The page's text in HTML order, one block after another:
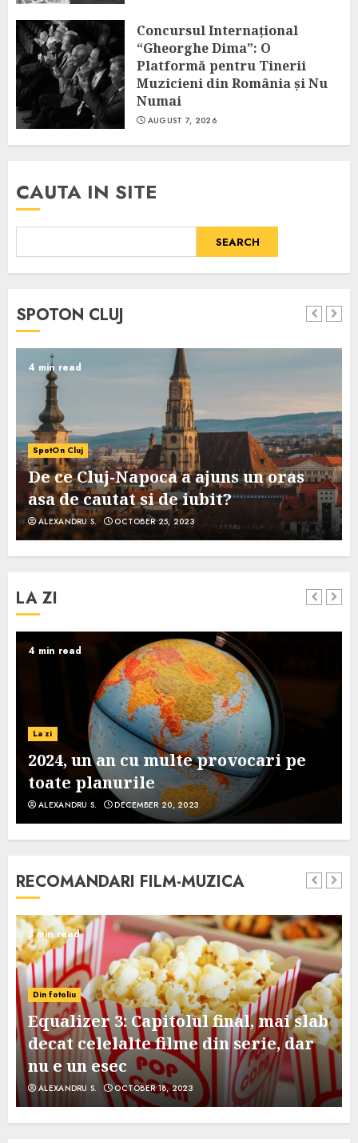
Concursul Internațional
“Gheorghe Dima”: O
Platformă pentru Tinerii
Muzicieni din România și Nu
Numai
AUGUST 7, 2026
CAUTA IN SITE
SEARCH
SPOTON CLUJ
4 min read
SpotOn Cluj
De ce Cluj-Napoca a ajuns un oras
asa de cautat si de iubit?
ALEXANDRU S. OCTOBER 25, 2023
LA ZI
4 min read
La zi
2024, un an cu multe provocari pe
toate planurile
ALEXANDRU S. DECEMBER 20, 2023
RECOMANDARI FILM-MUZICA
3 min read
Din fotoliu
Equalizer 3: Capitolul final, mai slab
decat celelalte filme din serie, dar
nu e un esec
ALEXANDRU S. OCTOBER 18, 2023